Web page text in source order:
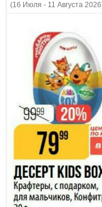
(16 Июля - 11 Августа